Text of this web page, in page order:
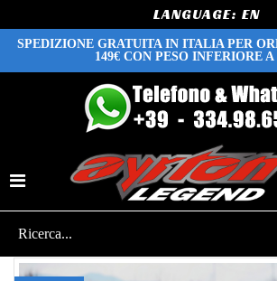
LANGUAGE:
SPEDIZIONE GRATUITA IN ITALIA PER
149€ CON PESO INFERIORE